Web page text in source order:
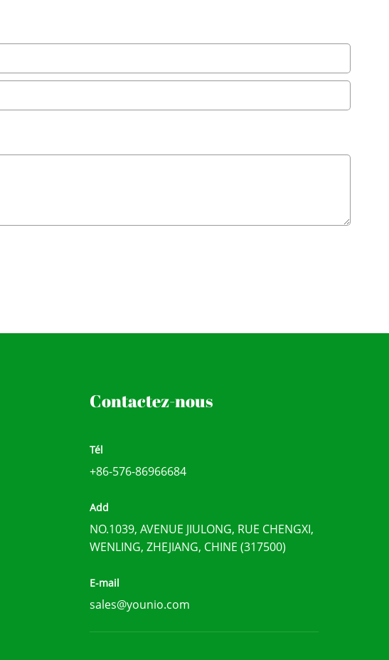
Contactez-nous
Tél
+86-576-86966684
Add
NO.1039, AVENUE JIULONG, RUE CHENGXI,
WENLING, ZHEJIANG, CHINE (317500)
E-mail
sales@younio.com